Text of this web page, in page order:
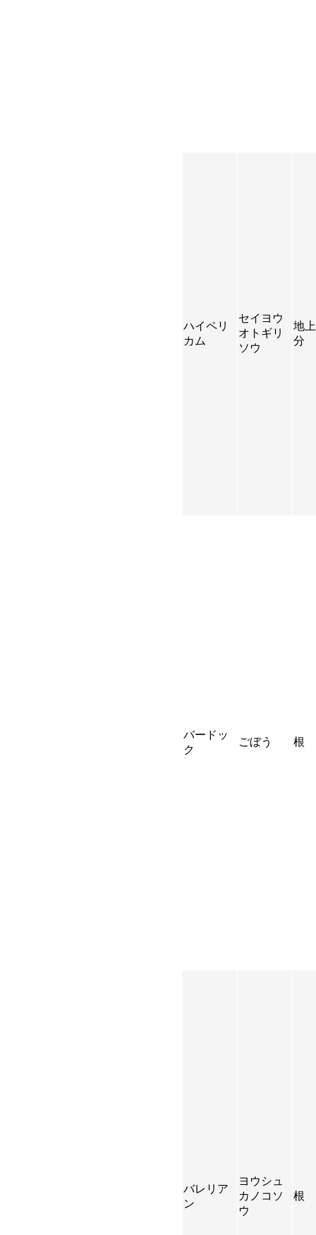
ハイペリ
カム
セイヨウ
オトギリ
ソウ
地
分
バードッ
ク
ごぼう 根
バレリア
ン
ヨウシュ
カノコソ
ウ
根